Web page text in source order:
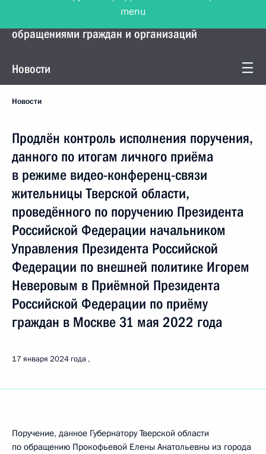
Управление Президента по работе с
обращениями граждан и организаций
Новости
Новости
Продлён контроль исполнения поручения,
данного по итогам личного приёма
в режиме видео-конференц-связи
жительницы Тверской области,
проведённого по поручению Президента
Российской Федерации начальником
Управления Президента Российской
Федерации по внешней политике Игорем
Неверовым в Приёмной Президента
Российской Федерации по приёму
граждан в Москве 31 мая 2022 года
17 января 2024 года
Поручение, данное Губернатору Тверской области
по обращению Прокофьевой Елены Анатольевны из города
menu